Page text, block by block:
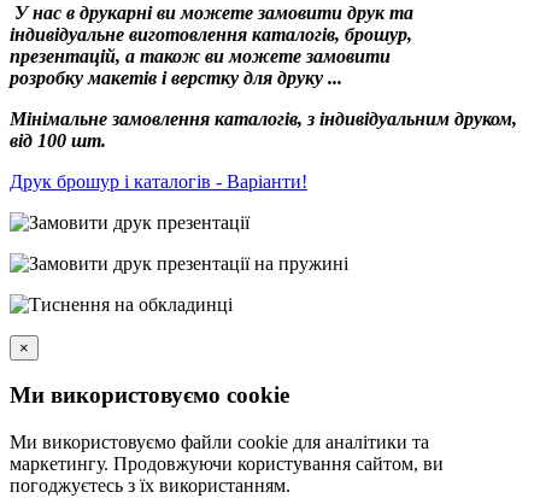
У нас в друкарні ви можете замовити друк та
індивідуальне виготовлення каталогів, брошур,
презентацій, а також ви можете замовити
розробку макетів і верстку для друку ...
Мінімальне замовлення каталогів, з індивідуальним друком,
від 100 шт.
Друк брошур і каталогів - Варіанти!
×
Ми використовуємо cookie
Ми використовуємо файли cookie для аналітики та
маркетингу. Продовжуючи користування сайтом, ви
погоджуєтесь з їх використанням.